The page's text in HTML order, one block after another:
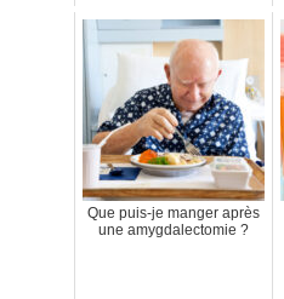
Que puis-je manger après
une amygdalectomie ?